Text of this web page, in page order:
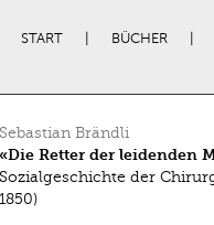
START BÜCHER
Sebastian Brändli
«Die Retter der leidenden
Sozialgeschichte der
1850)